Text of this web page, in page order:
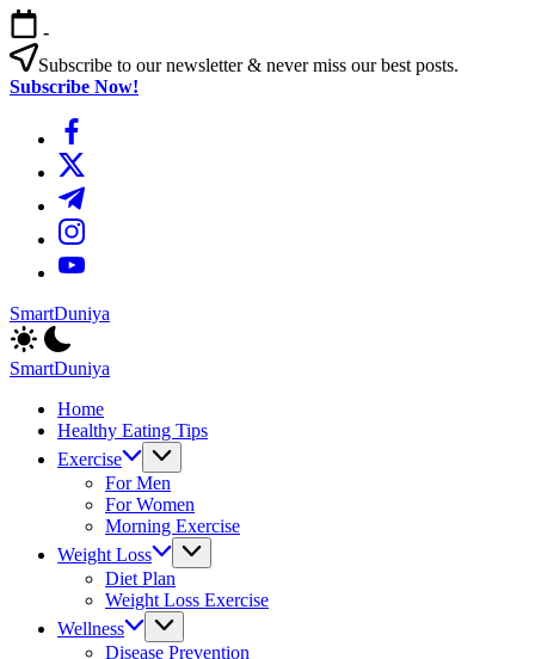
এড়িয়ে
লেখায়
যান
-
Subscribe to our newsletter & never miss our best posts.
Subscribe Now!
https://www.facebook.com/
https://twitter.com/
https://t.me/
https://www.instagram.com/
https://youtube.com/
SmartDuniya
Be
Smart
&
Happy
Life
with
health
SmartDuniya
Smart
Happy
fitness
Home
Healthy Eating Tips
Exercise
For Men
For Women
Morning Exercise
Weight Loss
Diet Plan
Weight Loss Exercise
Wellness
Disease Prevention